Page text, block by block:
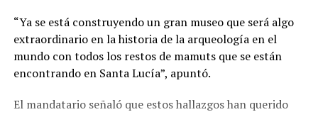
“Ya se está construyendo un gran museo que será algo
extraordinario en la historia de la arqueología en el
mundo con todos los restos de mamuts que se están
encontrando en Santa Lucía”, apuntó.
El mandatario señaló que estos hallazgos han querido